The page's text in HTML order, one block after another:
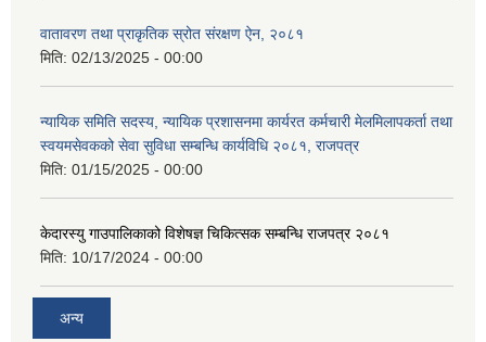
वातावरण तथा प्राकृतिक स्रोत संरक्षण ऐन, २०८१
मिति: 02/13/2025 - 00:00
न्यायिक समिति सदस्य, न्यायिक प्रशासनमा कार्यरत कर्मचारी मेलमिलापकर्ता तथा
स्वयमसेवकको सेवा सुविधा सम्बन्धि कार्यविधि २०८१, राजपत्र
मिति: 01/15/2025 - 00:00
केदारस्यु गाउपालिकाको विशेषज्ञ चिकित्सक सम्बन्धि राजपत्र २०८१
मिति: 10/17/2024 - 00:00
अन्य